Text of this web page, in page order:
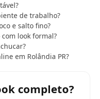
de trabalho?
e salto fino?
look formal?
em Rolândia PR?
completo?